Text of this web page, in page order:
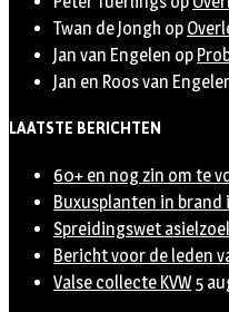
Twan de Jongh op
Jan van Engelen op
Jan en Roos van
LAATSTE BERICHTEN
60+ en nog zin om te
Buxusplanten in
Spreidingswet
Bericht voor de leden
Valse collecte KVW 5